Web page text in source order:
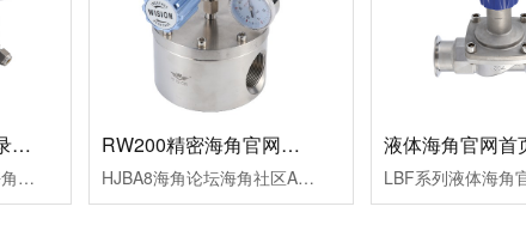
高压海角官网首页登录入口RW72
RW72系列不锈钢高压海角官网首页登录入口，不锈钢活塞压力传输，压力控制准确，用手调节上游压力，适用于纯净气体、标准气体、腐蚀性气体、液体等。
RW200精密海角官网首页登录入口
HJBA8海角论坛海角社区APP简版下载RW200精密海角官网首页登录入口的气室设计，其背压精度比弹簧式海角官网首页登录入口高5倍，可达6000Psig，精度高，稳定性好，气液两相条件下的性能优良，适用于纯净介质和腐蚀性介质。